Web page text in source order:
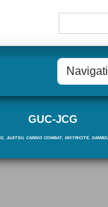
GUC-JCG
JUJITSU, CARDIO COMBAT, MOTRICITÉ,
cookies